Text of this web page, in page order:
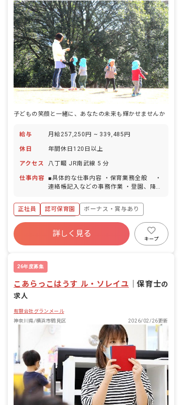
子どもの笑顔と一緒に、あなたの未来も輝かせませんか
給与 月給257,250円 ~ 339,485円
休日 年間休日120日以上
アクセス 八丁畷 JR南武線 5 分
仕事内容
■具体的な仕事内容 ・保育業務全般 ・
連絡帳記入などの事務作業 ・登園、降園
1年目は複数担任とし、まずは法人の理
念や方針、保育内容など先輩から学べる
体制をとっています。 ＜クラス定員＞ 0
歳児クラス 9名／職員3名 1歳児クラ
ス 15名／職員4名 2歳児クラス 15名
／職員4名 3歳児クラス 17名／職員2名
いく子どもたち。一人ひとりが健康で明
正社員 認可保育園
ボーナス・賞与あり
年間休日120日以上
寮・住宅・家賃補助あり
社会保険完備
残業少なめ
詳しく見る
キープ
26年度募集
こあらっこはうす ル・ソレイユ ｜保育士の
求人
有限会社グランメール
神奈川県/横浜市鶴見区
2026/02/26更新